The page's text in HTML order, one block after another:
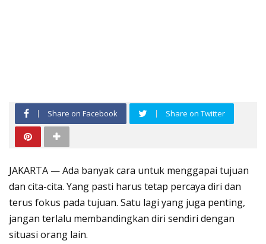
Share on Facebook Share on Twitter
JAKARTA — Ada banyak cara untuk menggapai tujuan
dan cita-cita. Yang pasti harus tetap percaya diri dan
terus fokus pada tujuan. Satu lagi yang juga penting,
jangan terlalu membandingkan diri sendiri dengan
situasi orang lain.